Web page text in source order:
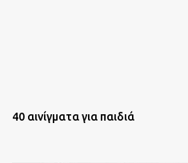
40 αινίγματα για παιδιά